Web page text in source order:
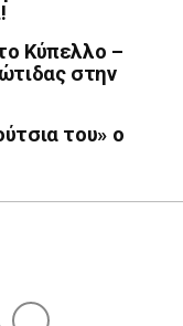
Κύπελλο –
στην
του» ο